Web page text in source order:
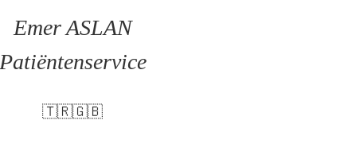
Emer ASLAN
Patiëntenservice
🇹🇷🇬🇧